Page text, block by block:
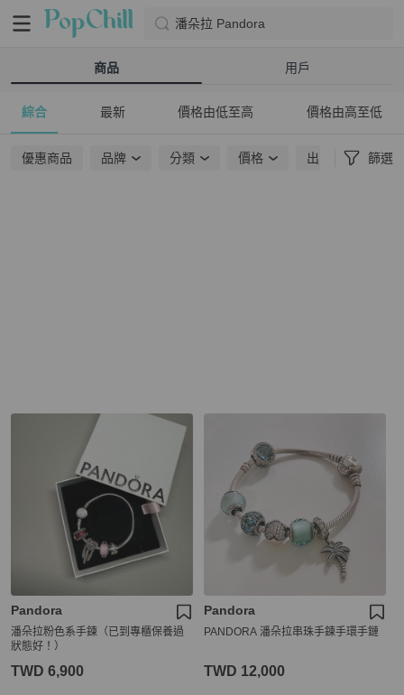
潘朵拉 Pandora
商品 用戶
綜合 最新 價格由低至高 價格由高至低
優惠商品 品牌 分類 價格 出貨地點 篩選
Pandora
潘朵拉粉色系手鍊（已到專櫃保養過
狀態好！）
TWD 6,900
Pandora
PANDORA 潘朵拉串珠手鍊手環手鏈
TWD 12,000